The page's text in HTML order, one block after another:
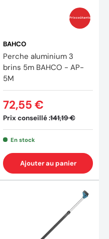
Prix coûtants
BAHCO
Perche aluminium 3
brins 5m BAHCO - AP-
5M
Prix conseillé :141,19 €
72,55 €
En stock
Ajouter au panier